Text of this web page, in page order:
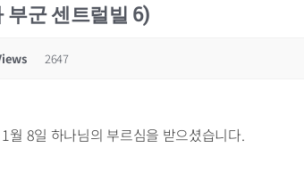
부군 센트럴빌 6)
2647
월 8일 하나님의 부르심을 받으셨습니다.